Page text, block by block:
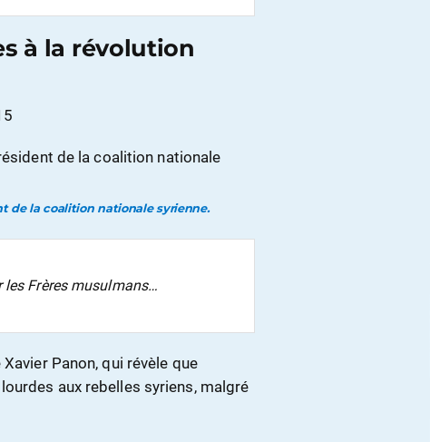
à la révolution
de la coalition nationale syrienne.
les Frères musulmans…
Panon, qui révèle que
aux rebelles syriens, malgré